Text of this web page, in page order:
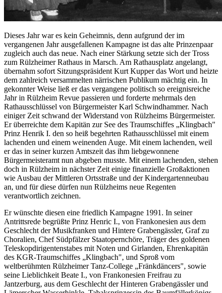
Dieses Jahr war es kein Geheimnis, denn aufgrund der im
vergangenen Jahr ausgefallenen Kampagne ist das alte Prinzenpaar
zugleich auch das neue. Nach einer Stärkung setzte sich der Tross
zum Rülzheimer Rathaus in Marsch. Am Rathausplatz angelangt,
übernahm sofort Sitzungspräsident Kurt Kupper das Wort und heizte
dem zahlreich versammelten närrischen Publikum mächtig ein. In
gekonnter Weise ließ er das vergangene politisch so ereignisreiche
Jahr in Rülzheim Revue passieren und forderte mehrmals den
Rathausschlüssel von Bürgermeister Karl Schwindhammer. Nach
einiger Zeit schwand der Widerstand von Rülzheims Bürgermeister.
Er überreichte dem Kapitän zur See des Traumschiffes „Klingbach"
Prinz Henrik I. den so heiß begehrten Rathausschlüssel mit einem
lachenden und einem weinenden Auge. Mit einem lachenden, weil
er das in seiner kurzen Amtszeit das ihm liebgewonnene
Bürgermeisteramt nun abgeben musste. Mit einem lachenden, stehen
doch in Rülzheim in nächster Zeit einige finanzielle Großaktionen
wie Ausbau der Mittleren Ortsstraße und der Kindergartenneubau
an, und für diese dürfen nun Rülzheims neue Regenten
verantwortlich zeichnen.
Er wünschte diesen eine friedlich Kampagne 1991. In seiner
Antrittsrede begrüßte Prinz Henric I., von Frankonesien aus dem
Geschlecht der Musikfranken und Hintere Grabengässler, Graf zu
Choralien, Chef Südpfälzer Staatopernchöre, Träger des goldenen
Teleskopdirigentenstabes mit Noten und Girlanden, Ehrenkapitän
des KGR-Traumschiffes „Klingbach", und Sproß vom
weltberühmten Rülzheimer Tanz-College „Fränkdäncers", sowie
seine Lieblichkeit Beate I., von Frankonesien Freifrau zu
Jantzerburg, aus dem Geschlecht der Hinteren Grabengässler und